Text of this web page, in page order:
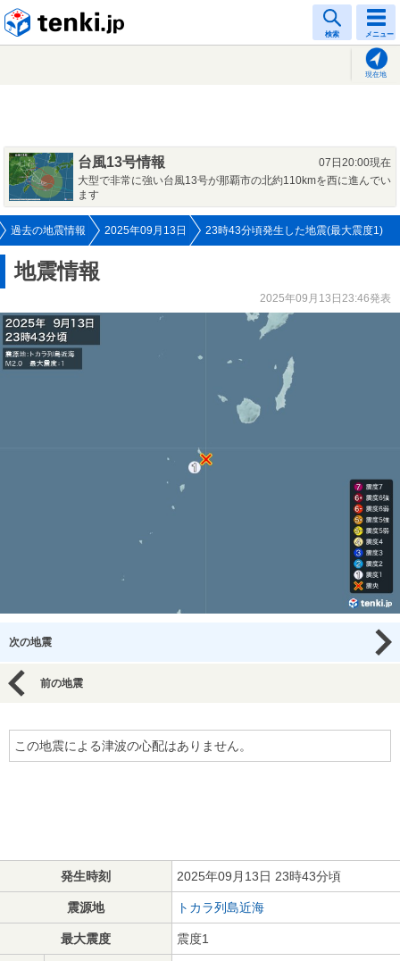
検索 メニュー
現在地
台風13号情報
07日20:00現在
大型で非常に強い台風13号が那覇市の北約110kmを西に進んでい
ます
過去の地震情報 2025年09月13日 23時43分頃発生した地震(最大震度1)
地震情報
2025年09月13日23:46発表
次の地震
前の地震
この地震による津波の心配はありません。
発生時刻 2025年09月13日 23時43分頃
震源地 トカラ列島近海
最大震度 震度1